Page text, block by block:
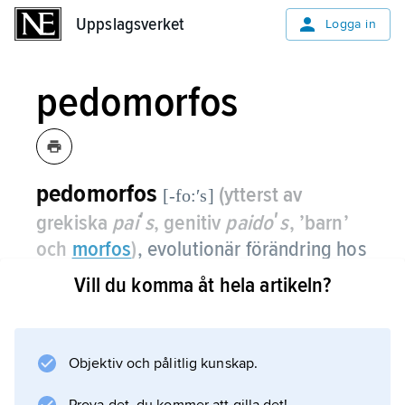
Uppslagsverket Logga in
pedomorfos
pedomorfos [-fo:ʹs] (ytterst av
grekiska paiʹs, genitiv paidoʹs, ’barn’
och morfos), evolutionär förändring hos
en art som har medfört ett permanent
t.ex. dun hos struts.
Pedomorfos har utan tvivel haft betydelse för
Vill du komma åt hela artikeln?
Objektiv och pålitlig kunskap.